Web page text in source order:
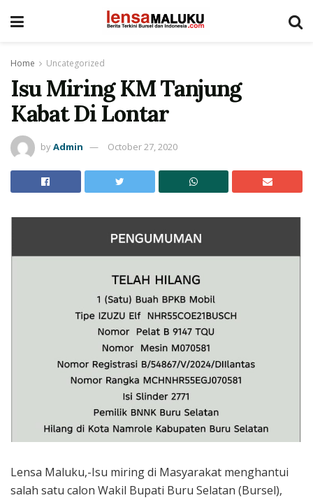
Home Uncategorized
Isu Miring KM Tanjung
Kabat Di Lontar
byAdmin October 27, 2020
Lensa Maluku,-Isu miring di Masyarakat menghantui
salah satu calon Wakil Bupati Buru Selatan (Bursel),